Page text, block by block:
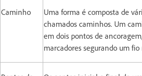
Caminho
Uma forma é composta de
chamados caminhos. Um
em dois pontos de
marcadores segurando um fio